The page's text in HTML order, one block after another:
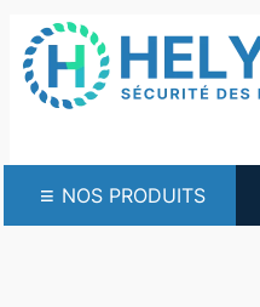
contenu
≡ NOS PRODUITS